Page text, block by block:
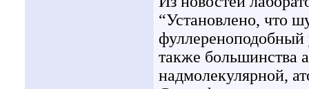
“Установлено, что
фуллереноподобный
также большинства
надмолекулярной,